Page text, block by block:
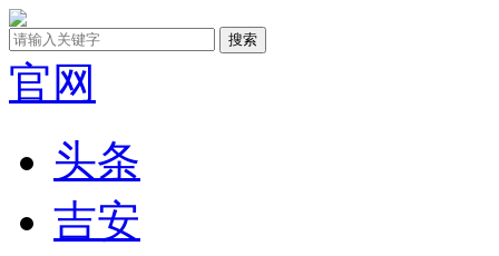
官网
头条
吉安